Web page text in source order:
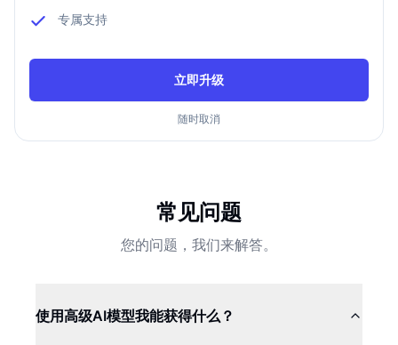
专属支持
立即升级
随时取消
常见问题
您的问题，我们来解答。
使用高级AI模型我能获得什么？